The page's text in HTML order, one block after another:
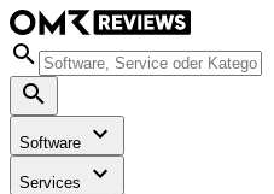
Software
Services